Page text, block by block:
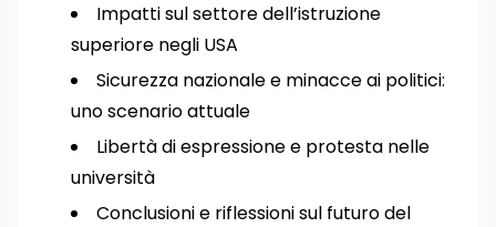
Impatti sul settore dell’istruzione
superiore negli USA
Sicurezza nazionale e minacce ai politici:
uno scenario attuale
Libertà di espressione e protesta nelle
università
Conclusioni e riflessioni sul futuro del